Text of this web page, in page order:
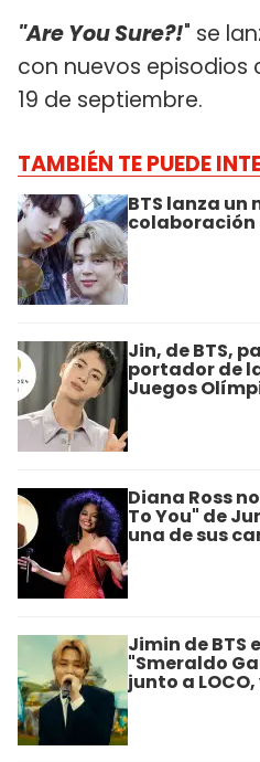
"Are You Sure?!" se
con nuevos episodios
19 de septiembre.
TAMBIÉN TE PUEDE
BTS lanza un
colaboración
Jin, de BTS,
portador de
Juegos
Diana Ross
To You" de
una de sus
Jimin de BTS
"Smeraldo
junto a